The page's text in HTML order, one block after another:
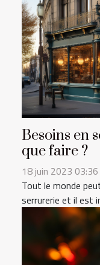
Besoins en
que faire ?
18 juin 2023 03:36
Tout le monde
serrurerie et il est